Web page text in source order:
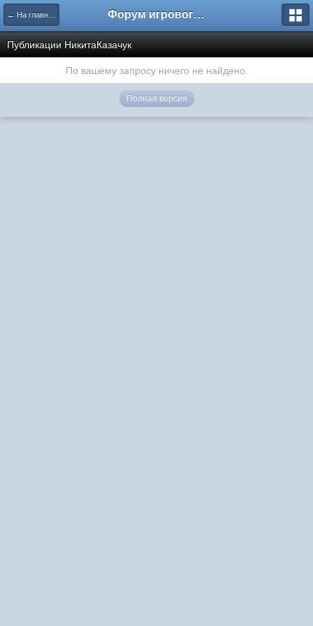
← На главную Форум игрового проекта Riverrise
Публикации НикитаКазачук
По вашему запросу ничего не найдено.
Полная версия